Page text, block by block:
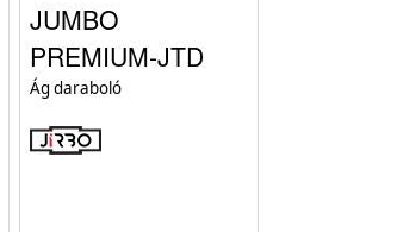
JUMBO
PREMIUM-JTD
Ág daraboló